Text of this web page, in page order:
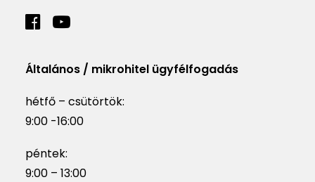
Általános / mikrohitel ügyfélfogadás
hétfő – csütörtök:
9:00 -16:00
péntek:
9:00 – 13:00